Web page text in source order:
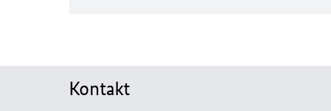
Kontakt